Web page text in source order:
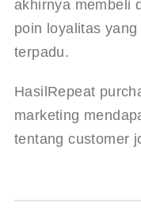
akhirnya membeli
poin loyalitas
terpadu.
Hasil Repeat
marketing
tentang customer